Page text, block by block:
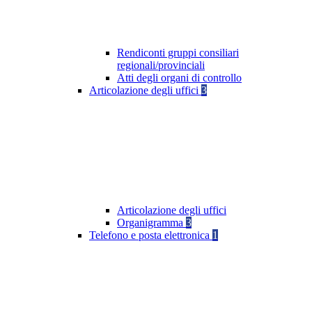
Rendiconti gruppi consiliari
regionali/provinciali
Atti degli organi di controllo
Articolazione degli uffici 3
Articolazione degli uffici
Organigramma 3
Telefono e posta elettronica 1